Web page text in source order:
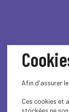
Afin d'assurer
Ces cookies et
stockées ne